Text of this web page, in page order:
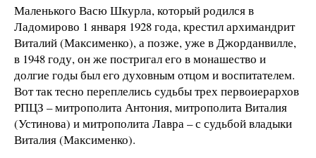
Маленького Васю Шкурла, который родился в
Ладомирово 1 января 1928 года, крестил архимандрит
Виталий (Максименко), а позже, уже в Джорданвилле,
в 1948 году, он же постригал его в монашество и
долгие годы был его духовным отцом и воспитателем.
Вот так тесно переплелись судьбы трех первоиерархов
РПЦЗ – митрополита Антония, митрополита Виталия
(Устинова) и митрополита Лавра – с судьбой владыки
Виталия (Максименко).